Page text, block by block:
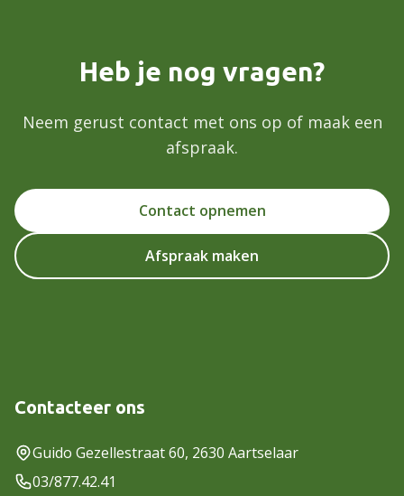
Heb je nog vragen?
Neem gerust contact met ons op of maak een
afspraak.
Contact opnemen
Afspraak maken
Contacteer ons
Guido Gezellestraat 60, 2630 Aartselaar
03/877.42.41